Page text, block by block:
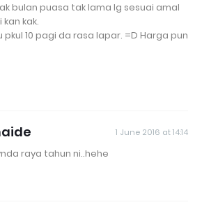
bulan puasa tak lama lg sesuai amal
kan kak.
pkul 10 pagi da rasa lapar. =D Harga pun
1 June 2016 at 14:14
raya tahun ni..hehe